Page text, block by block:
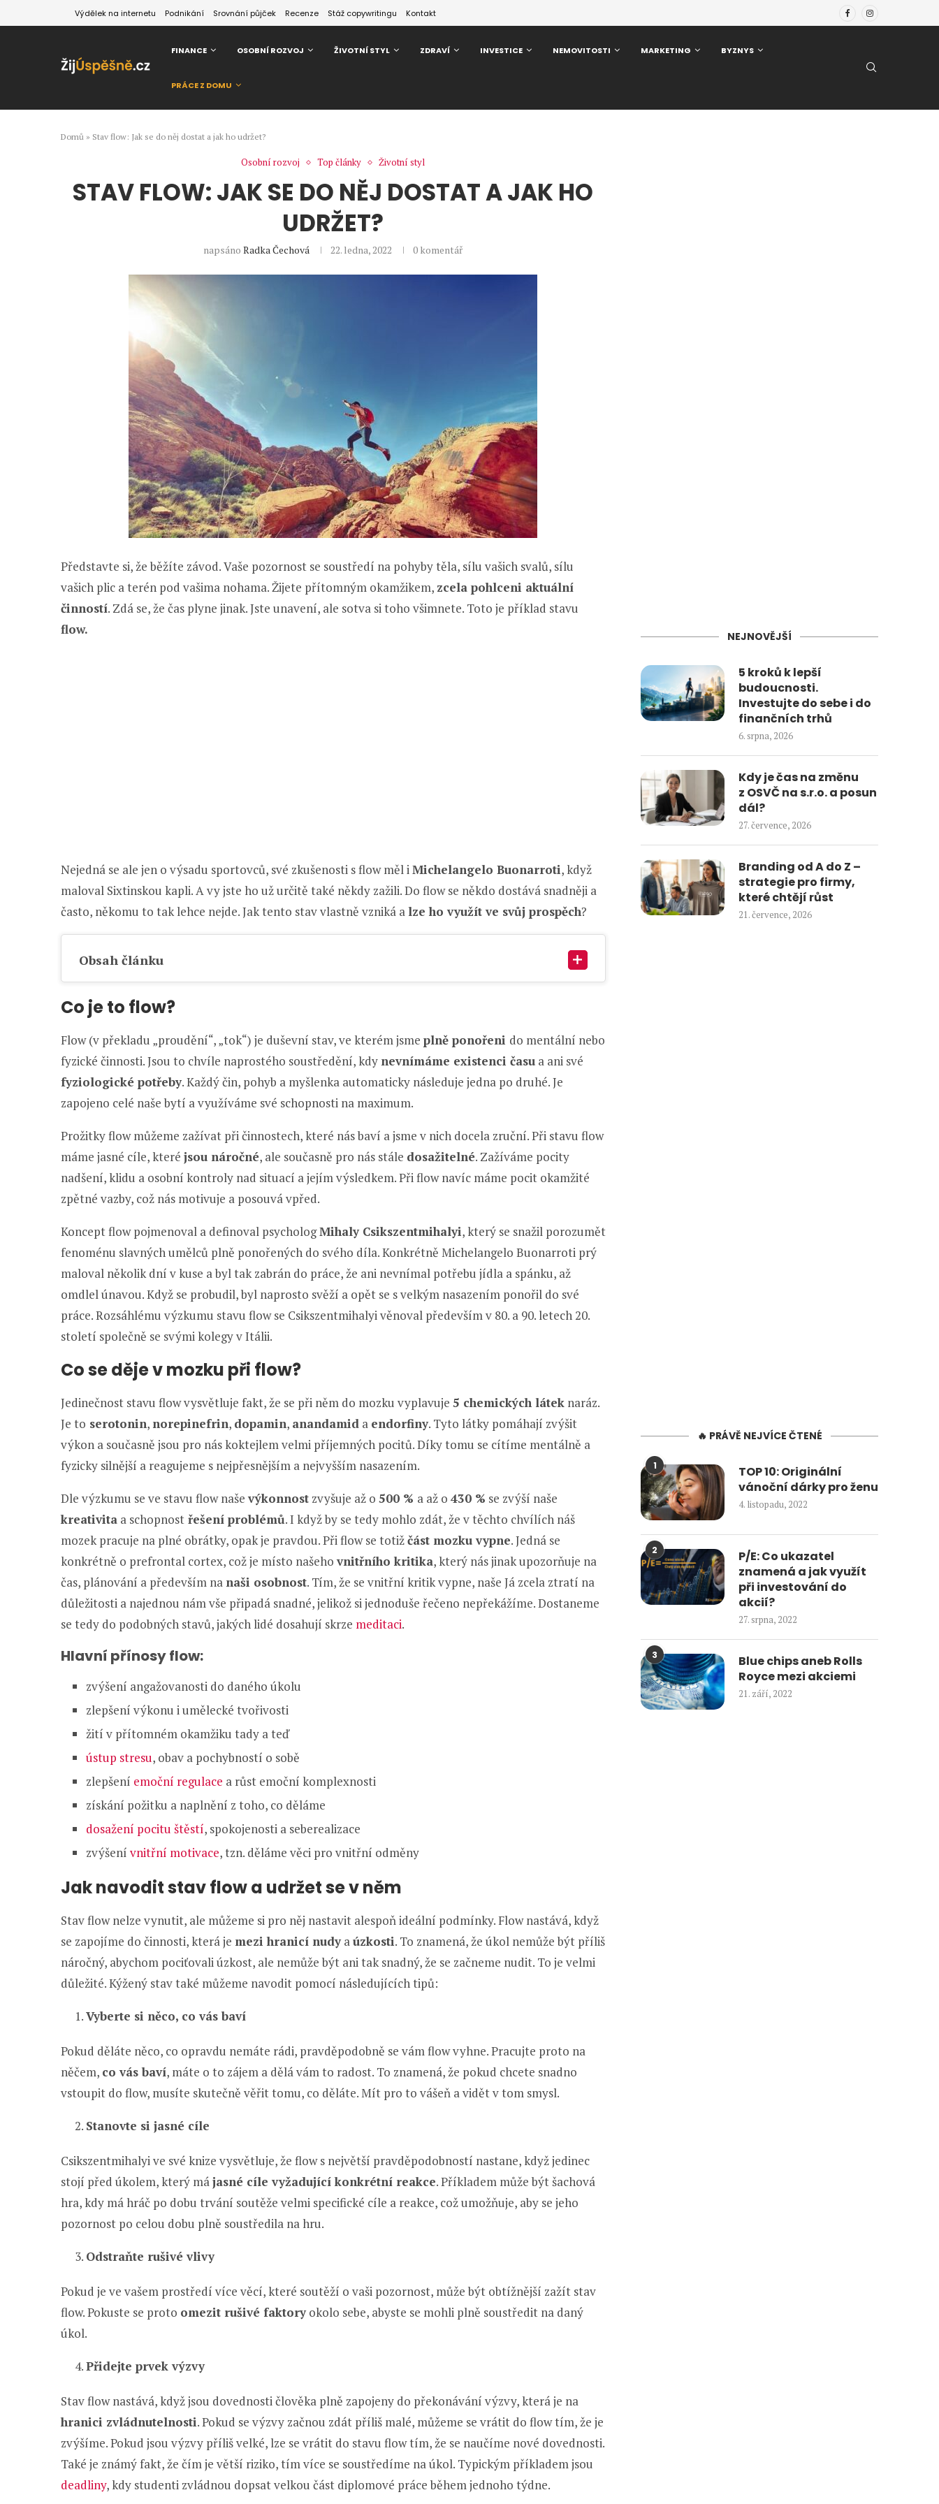
Výdělek na internetu Podnikání Srovnání půjček Recenze Stáž copywritingu Kontakt
FINANCE OSOBNÍ ROZVOJ ŽIVOTNÍ STYL ZDRAVÍ INVESTICE NEMOVITOSTI MARKETING BYZNYS
PRÁCE Z DOMU
Domů » Stav flow: Jak se do něj dostat a jak ho udržet?
Osobní rozvoj Top články Životní styl
STAV FLOW: JAK SE DO NĚJ DOSTAT A JAK HO
UDRŽET?
napsánoRadka Čechová 22. ledna, 2022 0 komentář
Představte si, že běžíte závod. Vaše pozornost se soustředí na pohyby těla, sílu vašich svalů, sílu
vašich plic a terén pod vašima nohama. Žijete přítomným okamžikem, zcela pohlceni aktuální
činností. Zdá se, že čas plyne jinak. Jste unavení, ale sotva si toho všimnete. Toto je příklad stavu
flow.
Nejedná se ale jen o výsadu sportovců, své zkušenosti s flow měl iMichelangelo Buonarroti, když
maloval Sixtinskou kapli. A vy jste ho už určitě také někdy zažili. Do flow se někdo dostává snadněji a
často, někomu to tak lehce nejde. Jak tento stav vlastně vzniká a lze ho využít ve svůj prospěch?
Obsah článku
Co je to flow?
Flow (v překladu „proudění“, „tok“) je duševní stav, ve kterém jsme plně ponořeni do mentální nebo
fyzické činnosti. Jsou to chvíle naprostého soustředění, kdy nevnímáme existenci času a ani své
fyziologické potřeby. Každý čin, pohyb a myšlenka automaticky následuje jedna po druhé. Je
zapojeno celé naše bytí a využíváme své schopnosti na maximum.
Prožitky flow můžeme zažívat při činnostech, které nás baví a jsme v nich docela zruční. Při stavu flow
máme jasné cíle, které jsou náročné, ale současně pro nás stále dosažitelné. Zažíváme pocity
nadšení, klidu a osobní kontroly nad situací a jejím výsledkem. Při flow navíc máme pocit okamžité
zpětné vazby, což nás motivuje a posouvá vpřed.
Koncept flow pojmenoval a definoval psychologMihaly Csikszentmihalyi, který se snažil porozumět
fenoménu slavných umělců plně ponořených do svého díla. Konkrétně Michelangelo Buonarroti prý
maloval několik dní v kuse a byl tak zabrán do práce, že ani nevnímal potřebu jídla a spánku, až
omdlel únavou. Když se probudil, byl naprosto svěží a opět se s velkým nasazením ponořil do své
práce. Rozsáhlému výzkumu stavu flow se Csikszentmihalyi věnoval především v 80. a 90. letech 20.
století společně se svými kolegy v Itálii.
Co se děje v mozku při flow?
Jedinečnost stavu flow vysvětluje fakt, že se při něm do mozku vyplavuje 5 chemických látek naráz.
Je to serotonin, norepinefrin, dopamin, anandamid a endorfiny. Tyto látky pomáhají zvýšit
výkon a současně jsou pro nás koktejlem velmi příjemných pocitů. Díky tomu se cítíme mentálně a
fyzicky silnější a reagujeme s nejpřesnějším a nejvyšším nasazením.
Dle výzkumu se ve stavu flow naše výkonnost zvyšuje až o 500 % a až o 430 % se zvýší naše
kreativita a schopnost řešení problémů. I když by se tedy mohlo zdát, že v těchto chvílích náš
mozek pracuje na plné obrátky, opak je pravdou. Při flow se totižčást mozku vypne. Jedná se
konkrétně o prefrontal cortex, což je místo našeho vnitřního kritika, který nás jinak upozorňuje na
čas, plánování a především na naši osobnost. Tím, že se vnitřní kritik vypne, naše Já zcela ztratí na
důležitosti a najednou nám vše připadá snadné, jelikož si jednoduše řečeno nepřekážíme. Dostaneme
se tedy do podobných stavů, jakých lidé dosahují skrze meditaci.
Hlavní přínosy flow:
zvýšení angažovanosti do daného úkolu
zlepšení výkonu i umělecké tvořivosti
žití v přítomném okamžiku tady a teď
ústup stresu, obav a pochybností o sobě
zlepšení emoční regulace a růst emoční komplexnosti
získání požitku a naplnění z toho, co děláme
dosažení pocitu štěstí, spokojenosti a seberealizace
zvýšení vnitřní motivace, tzn. děláme věci pro vnitřní odměny
Jak navodit stav flow a udržet se v něm
Stav flow nelze vynutit, ale můžeme si pro něj nastavit alespoň ideální podmínky. Flow nastává, když
se zapojíme do činnosti, která je mezi hranicí nudyaúzkosti. To znamená, že úkol nemůže být příliš
náročný, abychom pociťovali úzkost, ale nemůže být ani tak snadný, že se začneme nudit. To je velmi
důležité. Kýžený stav také můžeme navodit pomocí následujících tipů:
Vyberte si něco, co vás baví
Pokud děláte něco, co opravdu nemáte rádi, pravděpodobně se vám flow vyhne. Pracujte proto na
něčem, co vás baví, máte o to zájem a dělá vám to radost. To znamená, že pokud chcete snadno
vstoupit do flow, musíte skutečně věřit tomu, co děláte. Mít pro to vášeň a vidět v tom smysl.
Stanovte si jasné cíle
Csikszentmihalyi ve své knize vysvětluje, že flow s největší pravděpodobností nastane, když jedinec
stojí před úkolem, který májasné cíle vyžadující konkrétní reakce. Příkladem může být šachová
hra, kdy má hráč po dobu trvání soutěže velmi specifické cíle a reakce, což umožňuje, aby se jeho
pozornost po celou dobu plně soustředila na hru.
Odstraňte rušivé vlivy
Pokud je ve vašem prostředí více věcí, které soutěží o vaši pozornost, může být obtížnější zažít stav
flow. Pokuste se proto omezit rušivé faktoryokolo sebe, abyste se mohli plně soustředit na daný
úkol.
Přidejte prvek výzvy
Stav flow nastává, když jsou dovednosti člověka plně zapojeny do překonávání výzvy, která je na
hranici zvládnutelnosti. Pokud se výzvy začnou zdát příliš malé, můžeme se vrátit do flow tím, že je
zvýšíme. Pokud jsou výzvy příliš velké, lze se vrátit do stavu flow tím, že se naučíme nové dovednosti.
Také je známý fakt, že čím je větší riziko, tím více se soustředíme na úkol. Typickým příkladem jsou
deadliny, kdy studenti zvládnou dopsat velkou část diplomové práce během jednoho týdne.
NEJNOVĚJŠÍ
5 kroků k lepší
budoucnosti.
Investujte do sebe i do
finančních trhů
6. srpna, 2026
Kdy je čas na změnu
z OSVČ na s.r.o. a posun
dál?
27. července, 2026
Branding od A do Z –
strategie pro firmy,
které chtějí růst
21. července, 2026
🔥 PRÁVĚ NEJVÍCE ČTENÉ
1
TOP 10: Originální
vánoční dárky pro ženu
4. listopadu, 2022
2
P/E: Co ukazatel
znamená a jak využít
při investování do
akcií?
27. srpna, 2022
3
Blue chips aneb Rolls
Royce mezi akciemi
21. září, 2022